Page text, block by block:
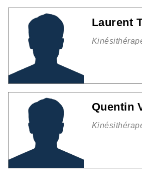
Laurent
Quentin